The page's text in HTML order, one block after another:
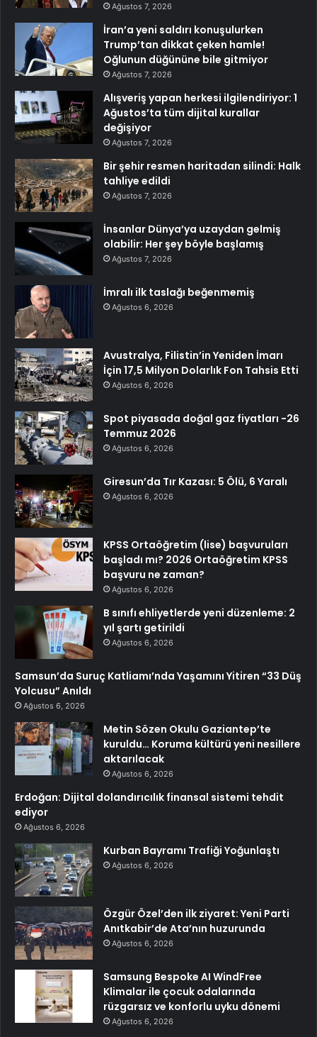
Ağustos 7, 2026
İran’a yeni saldırı konuşulurken
Trump’tan dikkat çeken hamle!
Oğlunun düğününe bile gitmiyor
Ağustos 7, 2026
Alışveriş yapan herkesi ilgilendiriyor: 1
Ağustos’ta tüm dijital kurallar
değişiyor
Ağustos 7, 2026
Bir şehir resmen haritadan silindi: Halk
tahliye edildi
Ağustos 7, 2026
İnsanlar Dünya’ya uzaydan gelmiş
olabilir: Her şey böyle başlamış
Ağustos 7, 2026
İmralı ilk taslağı beğenmemiş
Ağustos 6, 2026
Avustralya, Filistin’in Yeniden İmarı
İçin 17,5 Milyon Dolarlık Fon Tahsis Etti
Ağustos 6, 2026
Spot piyasada doğal gaz fiyatları -26
Temmuz 2026
Ağustos 6, 2026
Giresun’da Tır Kazası: 5 Ölü, 6 Yaralı
Ağustos 6, 2026
KPSS Ortaöğretim (lise) başvuruları
başladı mı? 2026 Ortaöğretim KPSS
başvuru ne zaman?
Ağustos 6, 2026
B sınıfı ehliyetlerde yeni düzenleme: 2
yıl şartı getirildi
Ağustos 6, 2026
Samsun’da Suruç Katliamı’nda Yaşamını Yitiren “33 Düş
Yolcusu” Anıldı
Ağustos 6, 2026
Metin Sözen Okulu Gaziantep’te
kuruldu… Koruma kültürü yeni nesillere
aktarılacak
Ağustos 6, 2026
Erdoğan: Dijital dolandırıcılık finansal sistemi tehdit
ediyor
Ağustos 6, 2026
Kurban Bayramı Trafiği Yoğunlaştı
Ağustos 6, 2026
Özgür Özel’den ilk ziyaret: Yeni Parti
Anıtkabir’de Ata’nın huzurunda
Ağustos 6, 2026
Samsung Bespoke AI WindFree
Klimalar ile çocuk odalarında
rüzgarsız ve konforlu uyku dönemi
Ağustos 6, 2026